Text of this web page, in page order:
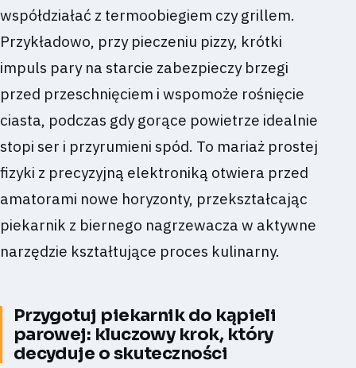
współdziałać z termoobiegiem czy grillem.
Przykładowo, przy pieczeniu pizzy, krótki
impuls pary na starcie zabezpieczy brzegi
przed przeschnięciem i wspomoże rośnięcie
ciasta, podczas gdy gorące powietrze idealnie
stopi ser i przyrumieni spód. To mariaż prostej
fizyki z precyzyjną elektroniką otwiera przed
amatorami nowe horyzonty, przekształcając
piekarnik z biernego nagrzewacza w aktywne
narzędzie kształtujące proces kulinarny.
Przygotuj piekarnik do kąpieli
parowej: kluczowy krok, który
decyduje o skuteczności